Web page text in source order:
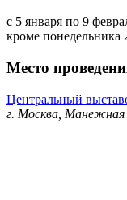
с 5 января по 9
кроме понедельника
Место
Центральный
г. Москва, Манежная